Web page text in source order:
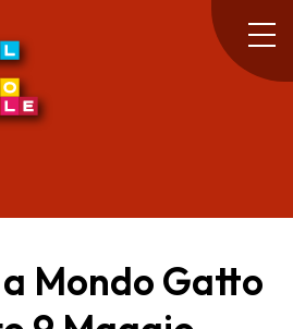
Mondo Gatto